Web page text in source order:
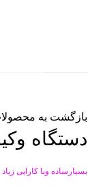
بازگشت به
دستگاه
بسیارساده وبا کارایی زیاد